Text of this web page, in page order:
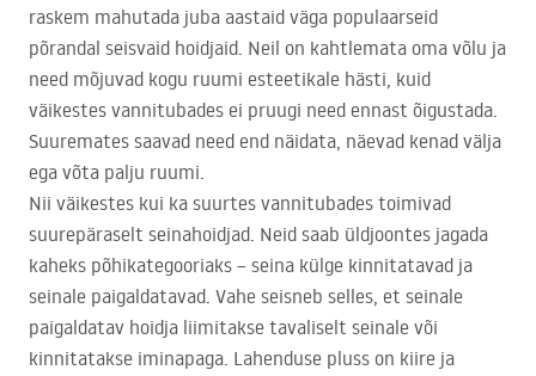
raskem mahutada juba aastaid väga populaarseid
põrandal seisvaid hoidjaid. Neil on kahtlemata oma võlu ja
need mõjuvad kogu ruumi esteetikale hästi, kuid
väikestes vannitubades ei pruugi need ennast õigustada.
Suuremates saavad need end näidata, näevad kenad välja
ega võta palju ruumi.
Nii väikestes kui ka suurtes vannitubades toimivad
suurepäraselt seinahoidjad. Neid saab üldjoontes jagada
kaheks põhikategooriaks – seina külge kinnitatavad ja
seinale paigaldatavad. Vahe seisneb selles, et seinale
paigaldatav hoidja liimitakse tavaliselt seinale või
kinnitatakse iminapaga. Lahenduse pluss on kiire ja